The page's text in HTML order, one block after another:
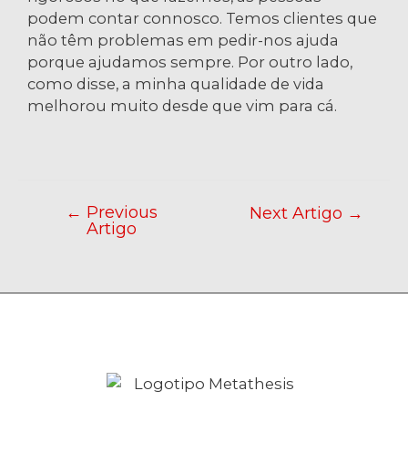
podem contar connosco. Temos clientes que
não têm problemas em pedir-nos ajuda
porque ajudamos sempre. Por outro lado,
como disse, a minha qualidade de vida
melhorou muito desde que vim para cá.
← Previous
Artigo
Next Artigo →